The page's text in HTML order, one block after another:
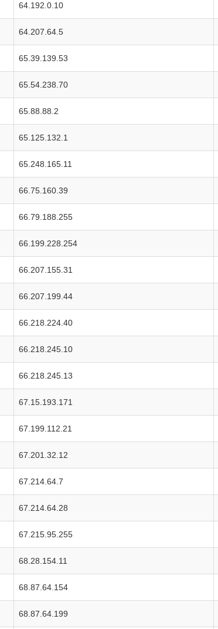
64.192.0.10
64.207.64.5
65.39.139.53
65.54.238.70
65.88.88.2
65.125.132.1
65.248.165.11
66.75.160.39
66.79.188.255
66.199.228.254
66.207.155.31
66.207.199.44
66.218.224.40
66.218.245.10
66.218.245.13
67.15.193.171
67.199.112.21
67.201.32.12
67.214.64.7
67.214.64.28
67.215.95.255
68.28.154.11
68.87.64.154
68.87.64.199